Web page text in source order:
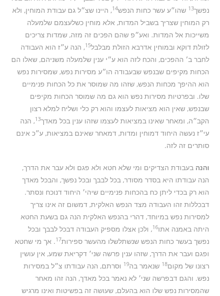
נפשך13 שהו״ע עשר כחות הנפש14, היינו שצ״ל גם עבודת המוחין, ולא
רק המוחין שצריך בשביל המדות, אלא מוחין כשלעצמם שלמעלה
משייכות אל המדות. ואע״פ שהם הפכים זה מזה, שמדות צריכים
לזולת דוקא ובמוחין אדרבא הזולת מבלבל15, הנה ע״ז הוא העבודה
לחבר ב׳ ההפכים, והכח לזה הוא ע״י ענין שלמעלה משניהם, שאלו הם
הכחות מקיפים שבנפש שבעבודה הו״ע מסירות נפש, שמסירות נפש
הוא ההיפך מכחות הנפש, שזהו מה שמוסר את כל הכחות פנימיים
שלו. ובפרטיות מסירות נפש הוא גם מה שמוסר הכחות מקיפים
שבנפש, שאין הוא מציאות לעצמו והוא רק כלי ושליח למלא רצון
הקב״ה, ומאחר שאינו במציאות לעצמו שזהו ענין בכל מאדך13, הנה
עי״ז נעשה היחוד דמוחין ומדות, דמאחר שאינם במציאות, ע״כ אינם
סותרים זה לזה.
והנהבעבודת הצדיקים ומי שלא חטא ולא פגם ולא עבר את הדרך,
הנה עבודתו היא בסדר מסודר, בכל לבבך ובכל נפשך, והבכל מאדך
הוא רק בכדי ליתן כח בהכחות פנימיים שיהי׳ היחוד דנוכח ונסתר.
דבכללות זהו העבודה מצד הנפש האלקית, דמשום זה אינו צריך
למסירות נפש במיוחד, דהרי בהנפש האלקית הנה גם בשעת החטא
היתה באמנה אתו16, ולכן אצלו מספיק העבודה דבכל לבבך ובכל
נפשך בעשר כחות הנפש שנשתלשלו מהעשר ספירות17. אך מי שחטא
ופגם ועבר את הדרך, שזהו ענין פרשה שני׳ דקריאת שמע, אין עושין
רצונו של מקום18 שנאמר בה19 וסרתם, הנה עבודתו צ״ל במסירות
נפש. והגם דבפרשה שני׳ לא נאמר בכל מאדך, הנה זהו מאחר
שהמסירות נפש שלו הוא בהעלם, שעושה זה בפשיטות ואינו מרגיש